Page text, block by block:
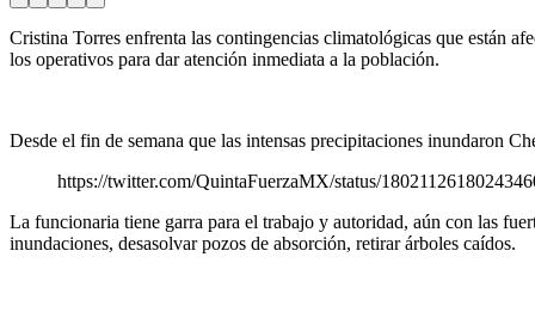
Cristina Torres enfrenta las contingencias climatológicas que están
los operativos para dar atención inmediata a la población.
Desde el fin de semana que las intensas precipitaciones inundaron
https://twitter.com/QuintaFuerzaMX/status/
La funcionaria tiene garra para el trabajo y autoridad, aún con las
inundaciones, desasolvar pozos de absorción, retirar árboles caídos.